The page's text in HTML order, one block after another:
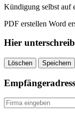
Kündigung selbst auf
PDF erstellen Word
Hier
Löschen Speichern